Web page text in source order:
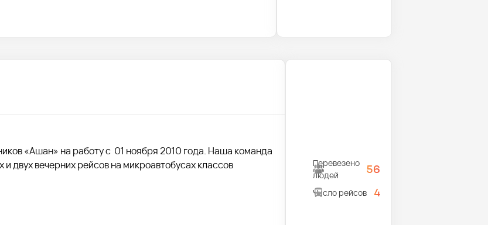
«Ашан» на работу с 01 ноября 2010 года. Наша команда
двух вечерних рейсов на микроавтобусах классов
Перевезено
людей
56
Число рейсов 4